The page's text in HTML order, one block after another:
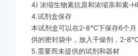
4) 浓缩生物素抗原和浓缩亲和素-
4.试剂盒保存
本试剂盒可以在2-8℃下保存6个月
供的密封袋中，放入干燥剂，2-8℃
5.需要而未提供的试剂和器材